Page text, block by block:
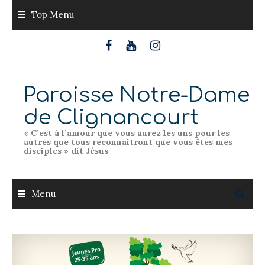
content
Top Menu
Paroisse Notre-Dame
de Clignancourt
« C’est à l’amour que vous aurez les uns pour les
autres que tous reconnaîtront que vous êtes mes
disciples » dit Jésus
Menu